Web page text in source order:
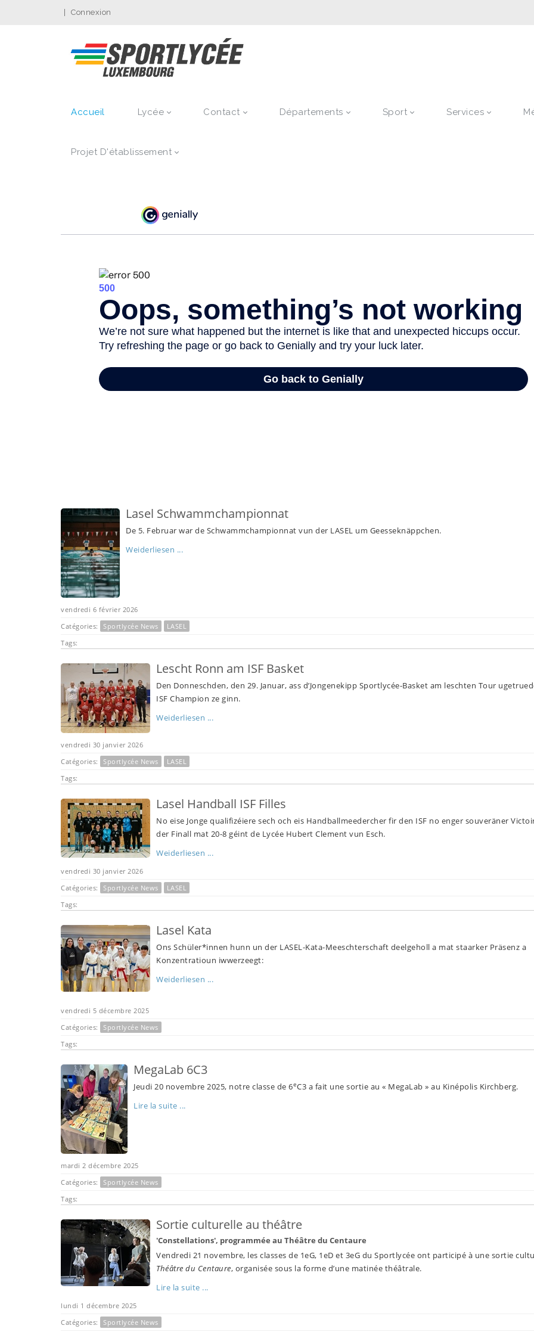
Connexion
Accueil Lycée Contact Départements Sport Services
Projet D'établissement
Lasel Schwammchampionnat
De 5. Februar war de Schwammchampionnat vun der LASEL um Geesseknäppchen.
Weiderliesen ...
vendredi 6 février 2026
Catégories:
Sportlycée News
LASEL
Tags:
Lescht Ronn am ISF Basket
Den Donneschden, den 29. Januar, ass d’Jongenekipp Sportlycée-Basket am leschten Tour
ISF Champion ze ginn.
Weiderliesen ...
vendredi 30 janvier 2026
Catégories:
Sportlycée News
LASEL
Tags:
Lasel Handball ISF Filles
No eise Jonge qualifizéiere sech och eis Handballmeedercher fir den ISF no enger souveräner
der Finall mat 20-8 géint de Lycée Hubert Clement vun Esch.
Weiderliesen ...
vendredi 30 janvier 2026
Catégories:
Sportlycée News
LASEL
Tags:
Lasel Kata
Ons Schüler*innen hunn un der LASEL-Kata-Meeschterschaft deelgeholl a mat staarker Präsenz a
Konzentratioun iwwerzeegt:
Weiderliesen ...
vendredi 5 décembre 2025
Catégories:
Sportlycée News
Tags:
MegaLab 6C3
Jeudi 20 novembre 2025, notre classe de 6eC3 a fait une sortie au « MegaLab » au Kinépolis Kirchberg.
Lire la suite ...
mardi 2 décembre 2025
Catégories:
Sportlycée News
Tags:
Sortie culturelle au théâtre
'Constellations', programmée au Théâtre du Centaure
Vendredi 21 novembre, les classes de 1eG, 1eD et 3eG du Sportlycée ont participé à une sortie
Théâtre du Centaure, organisée sous la forme d’une matinée théâtrale.
Lire la suite ...
lundi 1 décembre 2025
Catégories:
Sportlycée News